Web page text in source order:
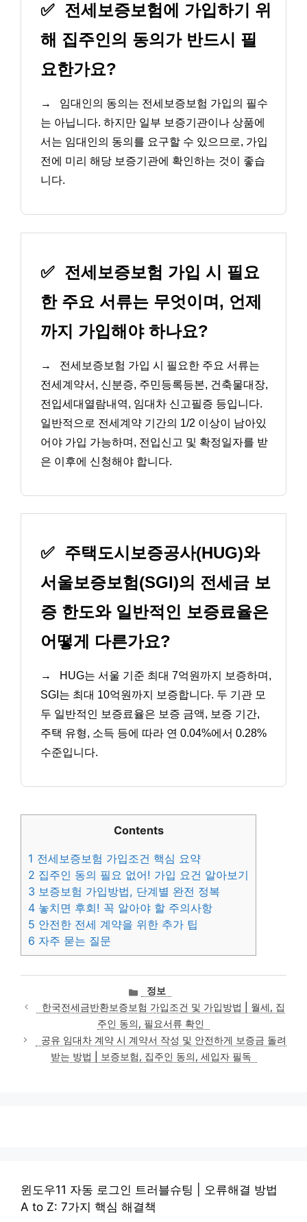
✅ 전세보증보험에 가입하기 위
해 집주인의 동의가 반드시 필
요한가요?
→
임대인의 동의는 전세보증보험 가입의 필수
는 아닙니다. 하지만 일부 보증기관이나 상품에
서는 임대인의 동의를 요구할 수 있으므로, 가입
전에 미리 해당 보증기관에 확인하는 것이 좋습
니다.
✅ 전세보증보험 가입 시 필요
한 주요 서류는 무엇이며, 언제
까지 가입해야 하나요?
→
전세보증보험 가입 시 필요한 주요 서류는
전세계약서, 신분증, 주민등록등본, 건축물대장,
전입세대열람내역, 임대차 신고필증 등입니다.
일반적으로 전세계약 기간의 1/2 이상이 남아있
어야 가입 가능하며, 전입신고 및 확정일자를 받
은 이후에 신청해야 합니다.
✅ 주택도시보증공사(HUG)와
서울보증보험(SGI)의 전세금 보
증 한도와 일반적인 보증료율은
어떻게 다른가요?
→
HUG는 서울 기준 최대 7억원까지 보증하며,
SGI는 최대 10억원까지 보증합니다. 두 기관 모
두 일반적인 보증료율은 보증 금액, 보증 기간,
주택 유형, 소득 등에 따라 연 0.04%에서 0.28%
수준입니다.
Contents
1 전세보증보험 가입조건 핵심 요약
2 집주인 동의 필요 없어! 가입 요건 알아보기
3 보증보험 가입방법, 단계별 완전 정복
4 놓치면 후회! 꼭 알아야 할 주의사항
5 안전한 전세 계약을 위한 추가 팁
6 자주 묻는 질문
카
테
고
리
정보
한국전세금반환보증보험 가입조건 및 가입방법 | 월세, 집
주인 동의, 필요서류 확인
공유 임대차 계약 시 계약서 작성 및 안전하게 보증금 돌려
받는 방법 | 보증보험, 집주인 동의, 세입자 필독
윈도우11 자동 로그인 트러블슈팅 | 오류해결 방법
A to Z: 7가지 핵심 해결책